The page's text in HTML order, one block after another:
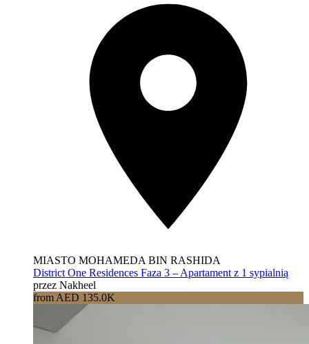
MIASTO MOHAMEDA BIN RASHIDA
District One Residences Faza 3 – Apartament z 1 sypialnią
przez Nakheel
from AED 135.0K